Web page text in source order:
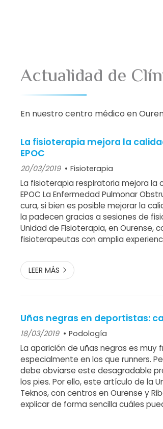
Actualidad de
En nuestro centro médico en
La fisioterapia mejora la
EPOC
20/03/2019 Fisioterapia
La fisioterapia respiratoria mejora
EPOC La Enfermedad Pulmonar
cura, si bien es posible mejorar la
la padecen gracias a sesiones de
Unidad de Fisioterapia, en Ourense,
fisioterapeutas con amplia
pulmones generand...
LEER MÁS
Uñas negras en deportistas:
18/03/2019 Podología
La aparición de uñas negras es
especialmente en los que runners.
debe obviarse este desagradable
los pies. Por ello, este artículo de la
Teknos, con centros en Ourense y
explicar de forma sencilla cuáles